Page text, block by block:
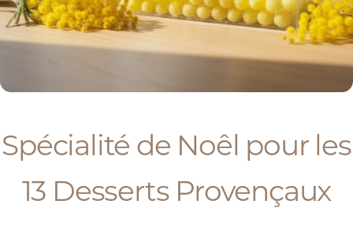
Spécialité de Noêl pour les
13 Desserts Provençaux